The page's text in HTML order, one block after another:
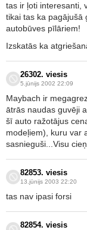
tas ir ļoti interesanti,
tikai tas ka pagājušā
autobūves pīlāriem!
Izskatās ka
26302. viesis
5.jūnijs 2002 22:09
Maybach ir
ātrās naudas guvēji
šī auto ražotājus
modeļiem), kuru var
sasnieguši...Visu
82853. viesis
13.jūnijs 2003 22:20
tas nav ipasi forsi
82854. viesis